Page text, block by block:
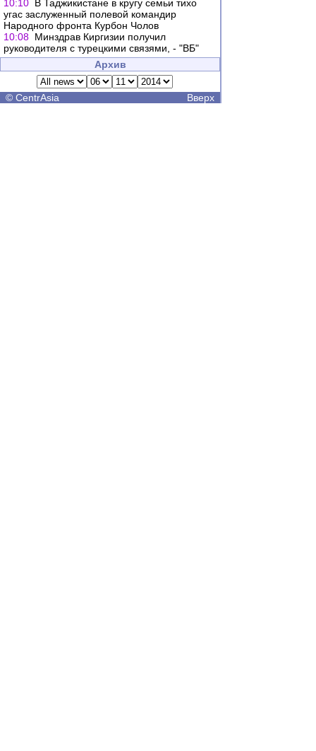
10:10
В Таджикистане в кругу семьи тихо
угас заслуженный полевой командир
Народного фронта Курбон Чолов
10:08 Минздрав Киргизии получил
руководителя с турецкими связями, - "ВБ"
Архив
© CentrAsia Вверх